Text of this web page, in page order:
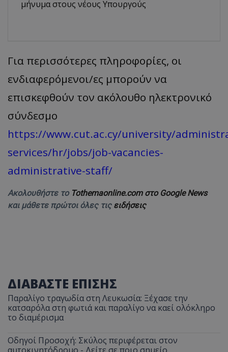
μήνυμα στους νέους Υπουργούς
Για περισσότερες πληροφορίες, οι
ενδιαφερόμενοι/ες μπορούν να
επισκεφθούν τον ακόλουθο ηλεκτρονικό
σύνδεσμο
https://www.cut.ac.cy/university/
services/hr/jobs/job-vacancies-
administrative-staff/
Ακολουθήστε το Tothemaonline.com στο Google News
και μάθετε πρώτοι όλες τις ειδήσεις
ΔΙΑΒΑΣΤΕ ΕΠΙΣΗΣ
Παραλίγο τραγωδία στη Λευκωσία: Ξέχασε την
κατσαρόλα στη φωτιά και παραλίγο να καεί ολόκληρο
το διαμέρισμα
Οδηγοί Προσοχή: Σκύλος περιφέρεται στον